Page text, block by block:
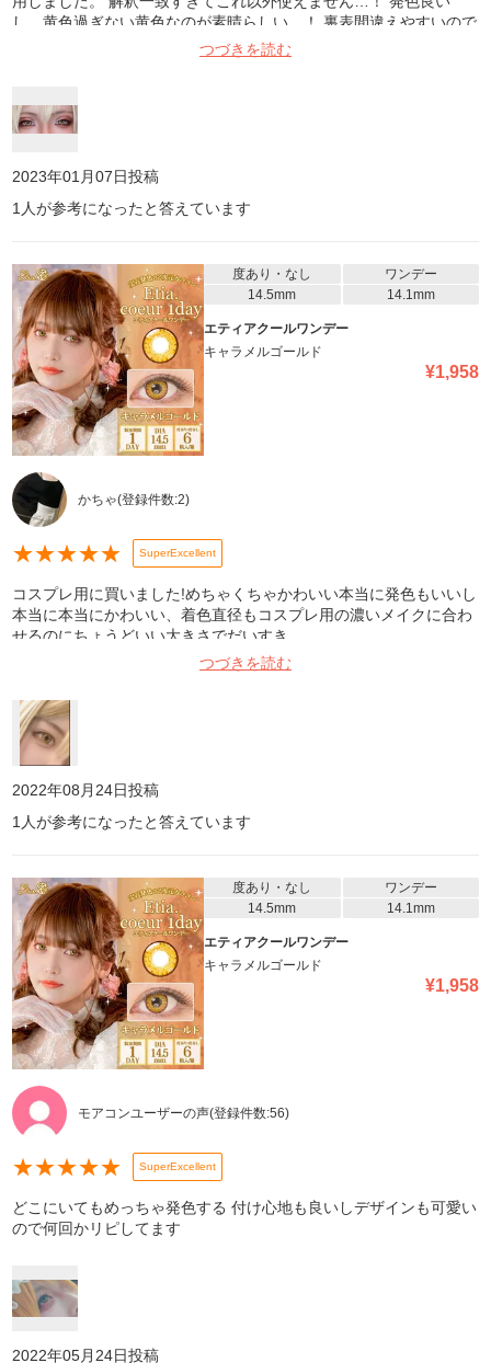
し、黄色過ぎない黄色なのが素晴らしい…！ 裏表間違えやすいので
お気を付けて！ 間違えるとめちゃくちゃズレるし痛いです！ オス
つづきを読む
2023年01月07日投稿
1 人が参考になったと答えています
度あり・なし
ワンデー
14.5mm
14.1mm
エティアクールワンデー
キャラメルゴールド
¥1,958
かちゃ(登録件数:2)
★★★★★ SuperExcellent
コスプレ用に買いました!めちゃくちゃかわいい本当に発色もいいし
本当に本当にかわいい、着色直径もコスプレ用の濃いメイクに合わ
せるのにちょうどいい大きさでだいすき
つづきを読む
2022年08月24日投稿
1 人が参考になったと答えています
度あり・なし
ワンデー
14.5mm
14.1mm
エティアクールワンデー
キャラメルゴールド
¥1,958
モアコンユーザーの声(登録件数:56)
★★★★★ SuperExcellent
どこにいてもめっちゃ発色する 付け心地も良いしデザインも可愛い
ので何回かリピしてます
2022年05月24日投稿